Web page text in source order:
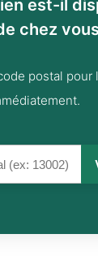
est-il
chez
postal pour